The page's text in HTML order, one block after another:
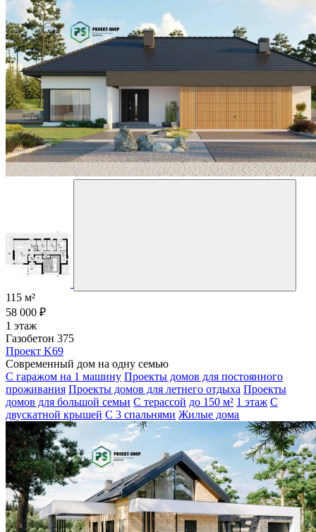
115 м²
58 000 ₽
1 этаж
Газобетон 375
Проект K69
Современный дом на одну семью
С гаражом на 1 машину Проекты домов для постоянного
проживания Проекты домов для летнего отдыха Проекты
домов для большой семьи С терассой до 150 м² 1 этаж С
двускатной крышей С 3 спальнями Жилые дома